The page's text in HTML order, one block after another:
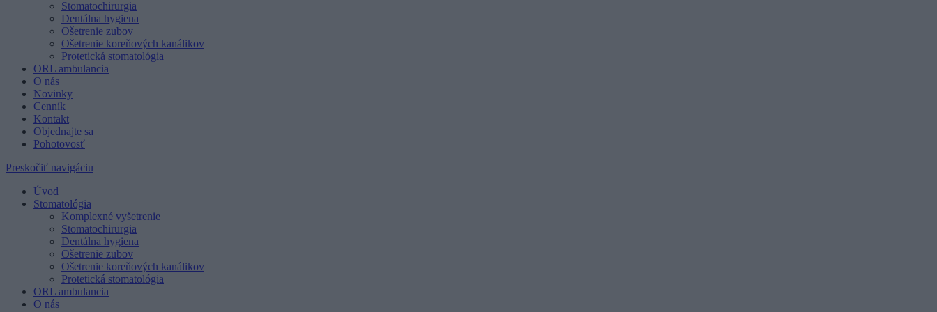
Stomatochirurgia
Dentálna hygiena
Ošetrenie zubov
Ošetrenie koreňových kanálikov
Protetická stomatológia
ORL ambulancia
O nás
Novinky
Cenník
Kontakt
Objednajte sa
Pohotovosť
Preskočiť navigáciu
Úvod
Stomatológia
Komplexné vyšetrenie
Stomatochirurgia
Dentálna hygiena
Ošetrenie zubov
Ošetrenie koreňových kanálikov
Protetická stomatológia
ORL ambulancia
O nás